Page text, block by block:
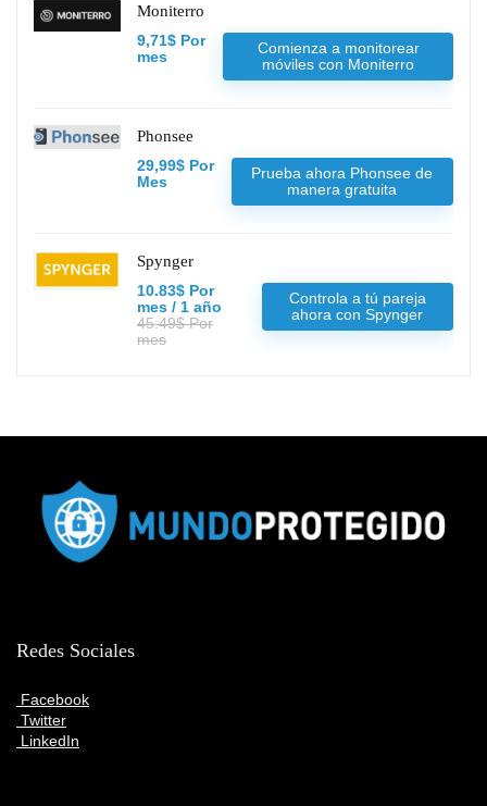
Moniterro
9,71$ Por
mes
Comienza a monitorear
móviles con Moniterro
Phonsee
29,99$ Por
Mes
Prueba ahora Phonsee de
manera gratuita
Spynger
10.83$ Por
mes / 1 año
45.49$ Por
mes
Controla a tú pareja
ahora con Spynger
Redes Sociales
Facebook
Twitter
LinkedIn